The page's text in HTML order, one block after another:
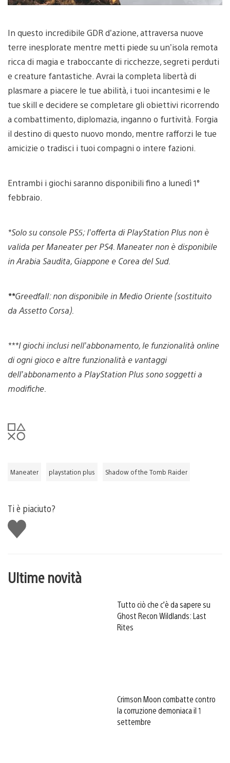
In questo incredibile GDR d’azione, attraversa nuove
terre inesplorate mentre metti piede su un’isola remota
ricca di magia e traboccante di ricchezze, segreti perduti
e creature fantastiche. Avrai la completa libertà di
plasmare a piacere le tue abilità, i tuoi incantesimi e le
tue skill e decidere se completare gli obiettivi ricorrendo
a combattimento, diplomazia, inganno o furtività. Forgia
il destino di questo nuovo mondo, mentre rafforzi le tue
amicizie o tradisci i tuoi compagni o intere fazioni.
Entrambi i giochi saranno disponibili fino a lunedì 1°
febbraio.
*Solo su console PS5; l’offerta di PlayStation Plus non è
valida per Maneater per PS4. Maneater non è disponibile
in Arabia Saudita, Giappone e Corea del Sud.
**Greedfall: non disponibile in Medio Oriente (sostituito
da Assetto Corsa).
***I giochi inclusi nell’abbonamento, le funzionalità online
di ogni gioco e altre funzionalità e vantaggi
dell’abbonamento a PlayStation Plus sono soggetti a
modifiche.
Maneater playstation plus Shadow of the Tomb Raider
Ti è piaciuto?
Mi
piace
Ultime novità
Tutto ciò che c’è da sapere su
Ghost Recon Wildlands: Last
Rites
Crimson Moon combatte contro
la corruzione demoniaca il 1
settembre